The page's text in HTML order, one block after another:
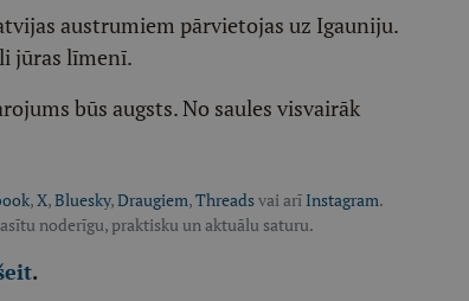
austrumiem pārvietojas uz Igauniju.
jūras līmenī.
būs augsts. No saules visvairāk
,X,Bluesky,Draugiem,Threadsvai arī Instagram.
noderīgu, praktisku un aktuālu saturu.
.